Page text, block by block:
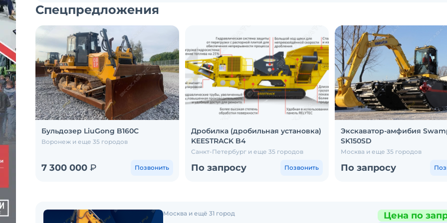
Спецпредложения
Бульдозер LiuGong B160C
Воронеж и еще 35 городов
7 300 000 ₽ Позвонить
Дробилка (дробильная установка)
KEESTRACK B4
Санкт-Петербург и еще 35 городов
По запросу Позвонить
Экскаватор-амфибия
SK150SD
Москва и еще 35 городов
По запросу
Москва и ещё 31 город Цена по